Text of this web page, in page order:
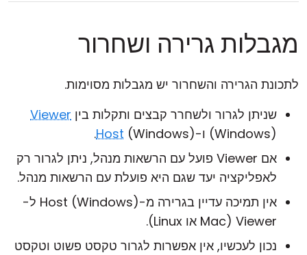
מגבלות גרירה ושחרור
לתכונת הגרירה והשחרור יש מגבלות מסוימות.
שניתן לגרור ולשחרר קבצים ותקלות בין Viewer
(Windows) ו-
Host (Windows).
אם Viewer פועל עם הרשאות מנהל, ניתן לגרור רק
לאפליקציה יעד שגם היא פועלת עם הרשאות מנהל.
אין תמיכה עדיין בגרירה מ-Host (Windows) ל-
Viewer (Mac או Linux).
נכון לעכשיו, אין אפשרות לגרור טקסט פשוט וטקסט